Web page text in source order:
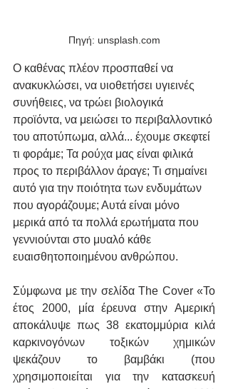
Πηγή: unsplash.com
Ο καθένας πλέον προσπαθεί να
ανακυκλώσει, να υιοθετήσει υγιεινές
συνήθειες, να τρώει βιολογικά
προϊόντα, να μειώσει το περιβαλλοντικό
του αποτύπωμα, αλλά... έχουμε σκεφτεί
τι φοράμε; Τα ρούχα μας είναι φιλικά
προς το περιβάλλον άραγε; Τι σημαίνει
αυτό για την ποιότητα των ενδυμάτων
που αγοράζουμε; Αυτά είναι μόνο
μερικά από τα πολλά ερωτήματα που
γεννιούνται στο μυαλό κάθε
ευαισθητοποιημένου ανθρώπου.
Σύμφωνα με την σελίδα The Cover «Το
έτος 2000, μία έρευνα στην Αμερική
αποκάλυψε πως 38 εκατομμύρια κιλά
καρκινογόνων τοξικών χημικών
ψεκάζουν το βαμβάκι (που
χρησιμοποιείται για την κατασκευή